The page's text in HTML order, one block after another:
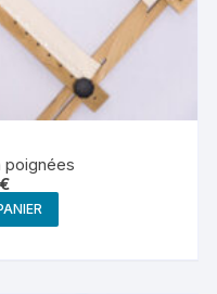
poignées
€